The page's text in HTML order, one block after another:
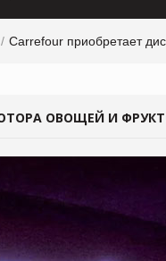
Carrefour приобретает
ОВОЩЕЙ И